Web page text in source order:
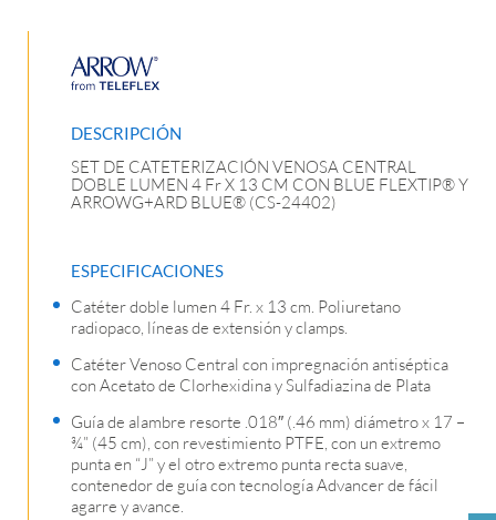
DESCRIPCIÓN
SET DE CATETERIZACIÓN VENOSA CENTRAL
DOBLE LUMEN 4 Fr X 13 CM CON BLUE FLEXTIP® Y
ARROWG+ARD BLUE® (CS-24402)
ESPECIFICACIONES
Catéter doble lumen 4 Fr. x 13 cm. Poliuretano
radiopaco, líneas de extensión y clamps.
Catéter Venoso Central con impregnación antiséptica
con Acetato de Clorhexidina y Sulfadiazina de Plata
Guía de alambre resorte .018″ (.46 mm) diámetro x 17 –
¾” (45 cm), con revestimiento PTFE, con un extremo
punta en “J” y el otro extremo punta recta suave,
contenedor de guía con tecnología Advancer de fácil
agarre y avance.